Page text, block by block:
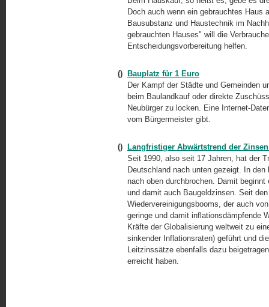
Doch auch wenn ein gebrauchtes
Bausubstanz und Haustechnik im
gebrauchten Hauses" will die
Entscheidungsvorbereitung helfen.
()
Bauplatz für 1 Euro
Der Kampf der Städte und Gemeinden
beim Baulandkauf oder direkte
Neubürger zu locken. Eine Internet-
vom Bürgermeister gibt.
()
Langfristiger Abwärtstrend der
Seit 1990, also seit 17 Jahren, hat der
Deutschland nach unten gezeigt. In
nach oben durchbrochen. Damit
und damit auch Baugeldzinsen. Seit
Wiedervereinigungsbooms, der auch
geringe und damit inflationsdämpfende
Kräfte der Globalisierung weltweit zu
sinkender Inflationsraten) geführt und
Leitzinssätze ebenfalls dazu
erreicht haben.